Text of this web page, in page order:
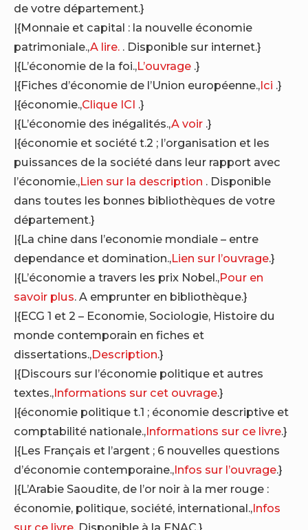
de votre département.}
|{Monnaie et capital : la nouvelle économie
patrimoniale.,A lire. . Disponible sur internet.}
|{L’économie de la foi.,L’ouvrage .}
|{Fiches d’économie de l’Union européenne.,Ici .}
|{économie.,Clique ICI .}
|{L’économie des inégalités.,A voir .}
|{économie et société t.2 ; l’organisation et les
puissances de la société dans leur rapport avec
l’économie.,Lien sur la description . Disponible
dans toutes les bonnes bibliothèques de votre
département.}
|{La chine dans l’economie mondiale – entre
dependance et domination.,Lien sur l’ouvrage.}
|{L’économie a travers les prix Nobel.,Pour en
savoir plus. A emprunter en bibliothèque.}
|{ECG 1 et 2 – Economie, Sociologie, Histoire du
monde contemporain en fiches et
dissertations.,Description.}
|{Discours sur l’économie politique et autres
textes.,Informations sur cet ouvrage.}
|{économie politique t.1 ; économie descriptive et
comptabilité nationale.,Informations sur ce livre.}
|{Les Français et l’argent ; 6 nouvelles questions
d’économie contemporaine.,Infos sur l’ouvrage.}
|{L’Arabie Saoudite, de l’or noir à la mer rouge :
économie, politique, société, international.,Infos
sur ce livre. Disponible à la FNAC.}